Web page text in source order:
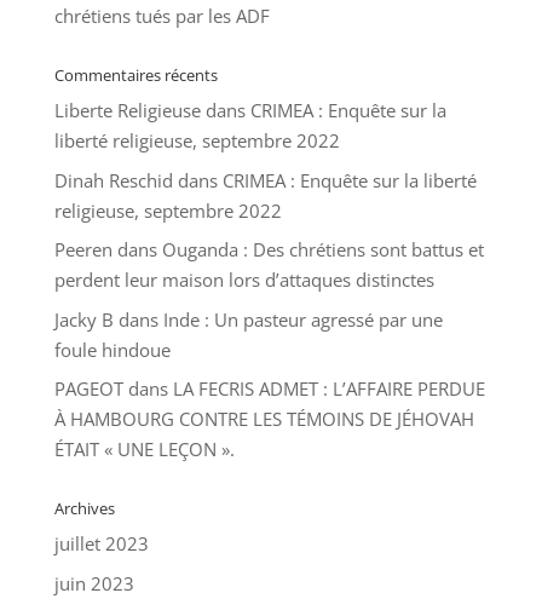
chrétiens tués par les ADF
Commentaires récents
Liberte Religieusedans CRIMEA : Enquête sur la
liberté religieuse, septembre 2022
Dinah Reschid dans CRIMEA : Enquête sur la liberté
religieuse, septembre 2022
Peeren dans Ouganda : Des chrétiens sont battus et
perdent leur maison lors d’attaques distinctes
Jacky B dans Inde : Un pasteur agressé par une
foule hindoue
PAGEOTdans LA FECRIS ADMET : L’AFFAIRE PERDUE
À HAMBOURG CONTRE LES TÉMOINS DE JÉHOVAH
ÉTAIT « UNE LEÇON ».
Archives
juillet 2023
juin 2023